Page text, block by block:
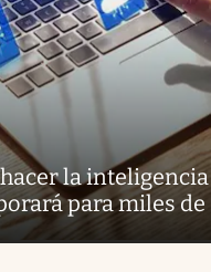
la inteligencia
para miles de